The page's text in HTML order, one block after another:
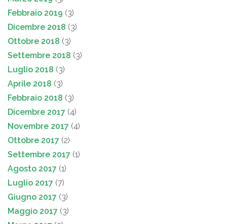
Febbraio 2019 (3)
Dicembre 2018 (3)
Ottobre 2018 (3)
Settembre 2018 (3)
Luglio 2018 (3)
Aprile 2018 (3)
Febbraio 2018 (3)
Dicembre 2017 (4)
Novembre 2017 (4)
Ottobre 2017 (2)
Settembre 2017 (1)
Agosto 2017 (1)
Luglio 2017 (7)
Giugno 2017 (3)
Maggio 2017 (3)